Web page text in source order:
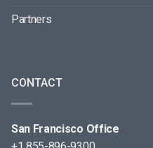
Partners
CONTACT
San Francisco Office